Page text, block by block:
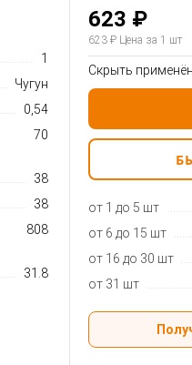
1
Чугун
0,54
70
38
38
808
31.8
623 ₽
623 ₽Цена за 1 шт
Скрыть
от 1 до 5 шт
от 6 до 15 шт
от 16 до 30 шт
от 31 шт